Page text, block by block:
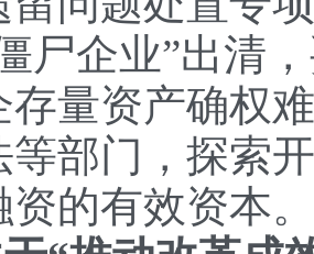
尸企业”出清
存量资产确权
部门，探索
资的有效资本。